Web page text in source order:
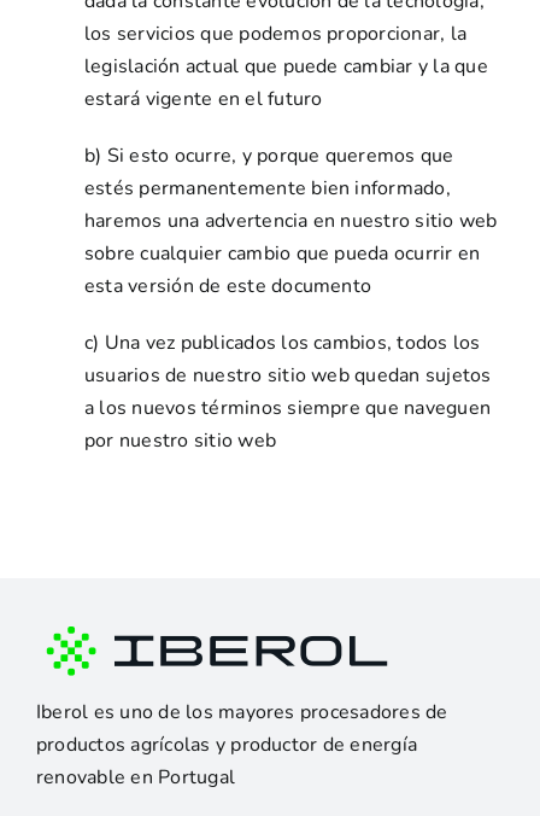
los servicios que podemos proporcionar, la
legislación actual que puede cambiar y la que
estará vigente en el futuro
b) Si esto ocurre, y porque queremos que
estés permanentemente bien informado,
haremos una advertencia en nuestro sitio web
sobre cualquier cambio que pueda ocurrir en
esta versión de este documento
c) Una vez publicados los cambios, todos los
usuarios de nuestro sitio web quedan sujetos
a los nuevos términos siempre que naveguen
por nuestro sitio web
Iberol es uno de los mayores procesadores de
productos agrícolas y productor de energía
renovable en Portugal